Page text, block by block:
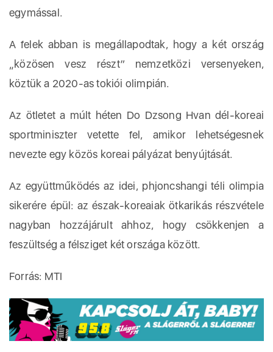
egymással.
A felek abban is megállapodtak, hogy a két ország
„közösen vesz részt” nemzetközi versenyeken,
köztük a 2020-as tokiói olimpián.
Az ötletet a múlt héten Do Dzsong Hvan dél-koreai
sportminiszter vetette fel, amikor lehetségesnek
nevezte egy közös koreai pályázat benyújtását.
Az együttműködés az idei, phjoncshangi téli olimpia
sikerére épül: az észak-koreaiak ötkarikás részvétele
nagyban hozzájárult ahhoz, hogy csökkenjen a
feszültség a félsziget két országa között.
Forrás: MTI